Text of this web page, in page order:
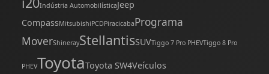
Indústria AutomobilísticaJeep
CompassMitsubishiPCDPiracicabaPrograma
MoverShinerayStellantisSUVTiggo 7 Pro PHEVTiggo 8 Pro
PHEVToyotaToyota SW4Veículos